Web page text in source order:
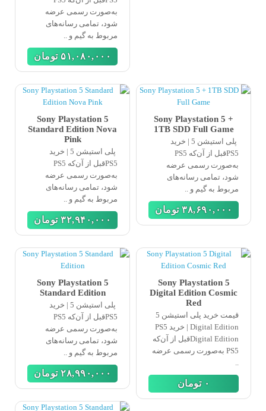
به‌صورت رسمی عرضه
شود، تمامی رسانه‌های
مربوط به گیم و ..
۵١,٠٨٠,٠٠٠ تومان
Sony Playstation 5 +
1TB SDD Full Game
پلی استیشن 5 | خرید
PS5قبل از آن‌که PS5
به‌صورت رسمی عرضه
شود، تمامی رسانه‌های
مربوط به گیم و ..
٣٨,۶٩٠,٠٠٠ تومان
Sony Playstation 5
Standard Edition Nova
Pink
پلی استیشن 5 | خرید
PS5قبل از آن‌که PS5
به‌صورت رسمی عرضه
شود، تمامی رسانه‌های
مربوط به گیم و ..
٣٢,٩۴٠,٠٠٠ تومان
Sony Playstation 5
Digital Edition Cosmic
Red
قیمت خرید پلی استیشن 5
Digital Edition | خرید PS5
Digital Editionقبل از آن‌که
PS5 به‌صورت رسمی عرضه
٠ تومان
Sony Playstation 5
Standard Edition
پلی استیشن 5 | خرید
PS5قبل از آن‌که PS5
به‌صورت رسمی عرضه
شود، تمامی رسانه‌های
مربوط به گیم و ..
٢٨,٩٩٠,٠٠٠ تومان